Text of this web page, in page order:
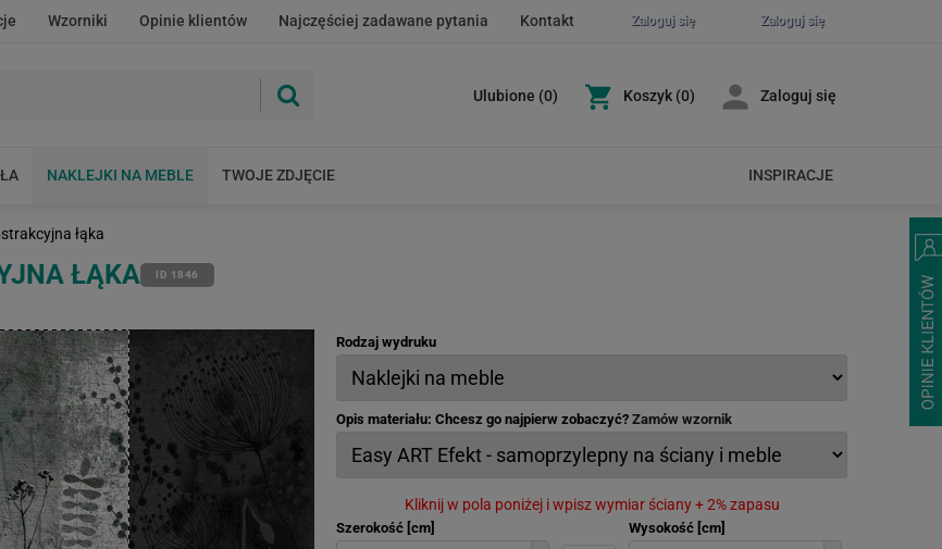
Zaloguj się
Zaloguj się
Wzorniki Opinie klientów Najczęściej zadawane pytania Kontakt
Ulubione (0) Koszyk (0) Zaloguj się
NAKLEJKI NA MEBLE TWOJE ZDJĘCIE INSPIRACJE
łąka
ŁĄKA ID 1846
Rodzaj wydruku
Opis materiału: Chcesz go najpierw zobaczyć? Zamów wzornik
Kliknij w pola poniżej i wpisz wymiar ściany + 2% zapasu
Szerokość [cm] Wysokość [cm]